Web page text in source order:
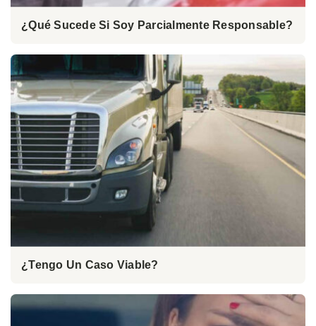
¿Qué Sucede Si Soy Parcialmente Responsable?
¿Tengo Un Caso Viable?